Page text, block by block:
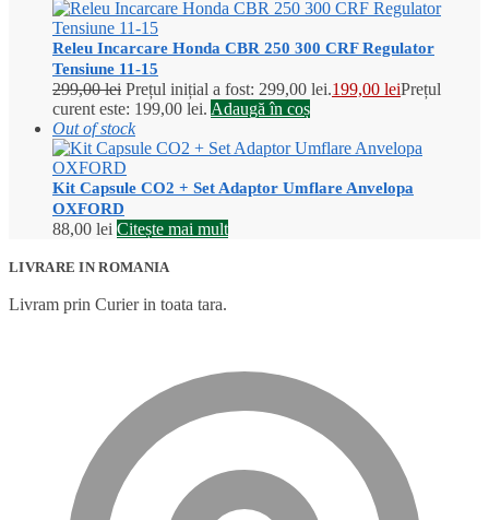
Releu Incarcare Honda CBR 250 300 CRF Regulator
Tensiune 11-15
299,00lei Prețul inițial a fost: 299,00 lei.199,00 leiPrețul
curent este: 199,00 lei. Adaugă în coș
Out of stock
Kit Capsule CO2 + Set Adaptor Umflare Anvelopa
OXFORD
88,00 lei Citește mai mult
LIVRARE IN ROMANIA
Livram prin Curier in toata tara.